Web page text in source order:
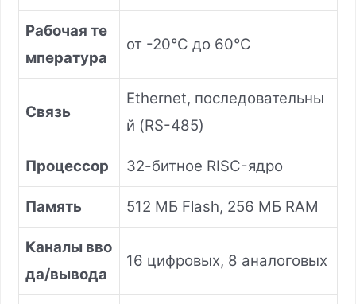
Рабочая те
мпература
от -20°C до 60°C
Связь
Ethernet, последовательны
й (RS-485)
Процессор 32-битное RISC-ядро
Память 512 МБ Flash, 256 МБ RAM
Каналы вво
да/вывода
16 цифровых, 8 аналоговых